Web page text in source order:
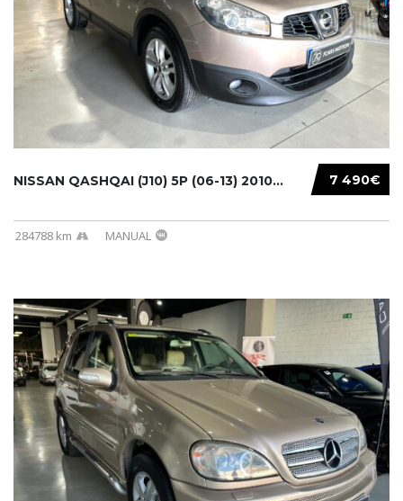
7 490€
NISSAN QASHQAI (J10) 5P (06-13) 2010...
284788 km MANUAL